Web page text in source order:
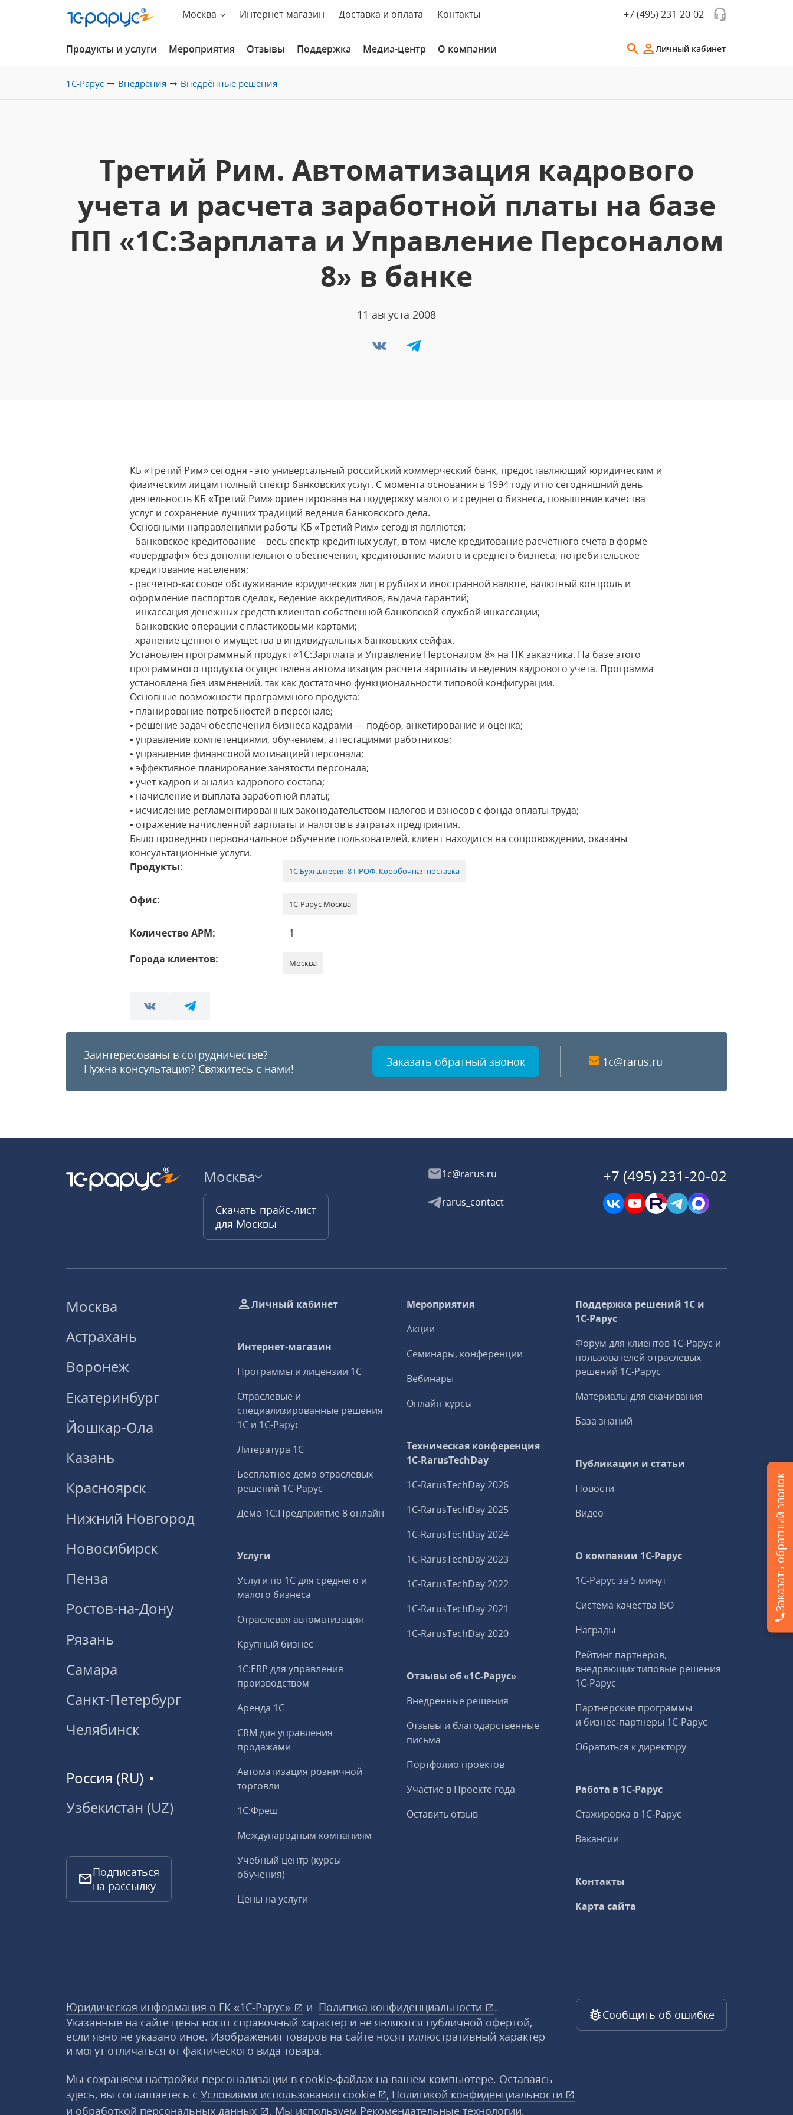
Москва Интернет-магазин Доставка и оплата Контакты +7 (495) 231-20-02
Продукты и услуги Мероприятия Отзывы Поддержка Медиа-центр О компании Личный кабинет
1С-Рарус Внедрения Внедрённые решения
Третий Рим. Автоматизация кадрового
учета и расчета заработной платы на базе
ПП «1С:Зарплата и Управление Персоналом
8» в банке
11 августа 2008
КБ «Третий Рим» сегодня - это универсальный российский коммерческий банк, предоставляющий юридическим и
физическим лицам полный спектр банковских услуг. С момента основания в 1994 году и по сегодняшний день
деятельность КБ «Третий Рим» ориентирована на поддержку малого и среднего бизнеса, повышение качества
услуг и сохранение лучших традиций ведения банковского дела.
Основными направлениями работы КБ «Третий Рим» сегодня являются:
- банковское кредитование – весь спектр кредитных услуг, в том числе кредитование расчетного счета в форме
«овердрафт» без дополнительного обеспечения, кредитование малого и среднего бизнеса, потребительское
кредитование населения;
- расчетно-кассовое обслуживание юридических лиц в рублях и иностранной валюте, валютный контроль и
оформление паспортов сделок, ведение аккредитивов, выдача гарантий;
- инкассация денежных средств клиентов собственной банковской службой инкассации;
- банковские операции с пластиковыми картами;
- хранение ценного имущества в индивидуальных банковских сейфах.
Установлен программный продукт «1С:Зарплата и Управление Персоналом 8» на ПК заказчика. На базе этого
программного продукта осуществлена автоматизация расчета зарплаты и ведения кадрового учета. Программа
установлена без изменений, так как достаточно функциональности типовой конфигурации.
Основные возможности программного продукта:
• планирование потребностей в персонале;
• решение задач обеспечения бизнеса кадрами — подбор, анкетирование и оценка;
• управление компетенциями, обучением, аттестациями работников;
• управление финансовой мотивацией персонала;
• эффективное планирование занятости персонала;
• учет кадров и анализ кадрового состава;
• начисление и выплата заработной платы;
• исчисление регламентированных законодательством налогов и взносов с фонда оплаты труда;
• отражение начисленной зарплаты и налогов в затратах предприятия.
Было проведено первоначальное обучение пользователей, клиент находится на сопровождении, оказаны
консультационные услуги.
Продукты:
1С:Бухгалтерия 8 ПРОФ. Коробочная поставка
Офис: 1С-Рарус Москва
Количество АРМ:
1
Города клиентов:
Москва
Заинтересованы в сотрудничестве?
Нужна консультация? Свяжитесь с нами! Заказать обратный звонок 1c@rarus.ru
Москва
Скачать прайс-лист
для Москвы
1c@rarus.ru
rarus_contact
+7 (495) 231-20-02
Москва
Астрахань
Воронеж
Екатеринбург
Йошкар-Ола
Казань
Красноярск
Нижний Новгород
Новосибирск
Пенза
Ростов-на-Дону
Рязань
Самара
Санкт-Петербург
Челябинск
Россия (RU)
Узбекистан (UZ)
Подписаться
на рассылку
Личный кабинет
Интернет-магазин
Программы и лицензии 1С
Отраслевые и
специализированные решения
1С и 1С‑Рарус
Литература 1С
Бесплатное демо отраслевых
решений 1С‑Рарус
Демо 1С:Предприятие 8 онлайн
Услуги
Услуги по 1С для среднего и
малого бизнеса
Отраслевая автоматизация
Крупный бизнес
1С:ERP для управления
производством
Аренда 1С
CRM для управления
продажами
Автоматизация розничной
торговли
1С:Фреш
Международным компаниям
Учебный центр (курсы
обучения)
Цены на услуги
Мероприятия
Акции
Семинары, конференции
Вебинары
Онлайн-курсы
Техническая конференция
1C‑RarusTechDay
1C‑RarusTechDay 2026
1C‑RarusTechDay 2025
1C‑RarusTechDay 2024
1C‑RarusTechDay 2023
1C‑RarusTechDay 2022
1C‑RarusTechDay 2021
1C‑RarusTechDay 2020
Отзывы об «1С-Рарус»
Внедренные решения
Отзывы и благодарственные
письма
Портфолио проектов
Участие в Проекте года
Оставить отзыв
Поддержка решений 1С и
1С‑Рарус
Форум для клиентов 1С‑Рарус и
пользователей отраслевых
решений 1С‑Рарус
Материалы для скачивания
База знаний
Публикации и статьи
Новости
Видео
О компании 1C-Рарус
1С-Рарус за 5 минут
Система качества ISO
Награды
Рейтинг партнеров,
внедряющих типовые решения
1С‑Рарус
Партнерские программы
и бизнес‑партнеры 1С‑Рарус
Обратиться к директору
Работа в 1С‑Рарус
Стажировка в 1С‑Рарус
Вакансии
Контакты
Карта сайта
Юридическая информация о ГК «1С‑Рарус» и Политика конфиденциальности
.
Указанные на сайте цены носят справочный характер и не являются публичной офертой,
если явно не указано иное. Изображения товаров на сайте носят иллюстративный характер
и могут отличаться от фактического вида товара.
Мы сохраняем настройки персонализации в cookie‑файлах на вашем компьютере. Оставаясь
здесь, вы соглашаетесь с Условиями использования cookie , Политикой конфиденциальности
и обработкой персональных данных . Мы используем Рекомендательные технологии,
Сообщить об ошибке
Заказать обратный звонок